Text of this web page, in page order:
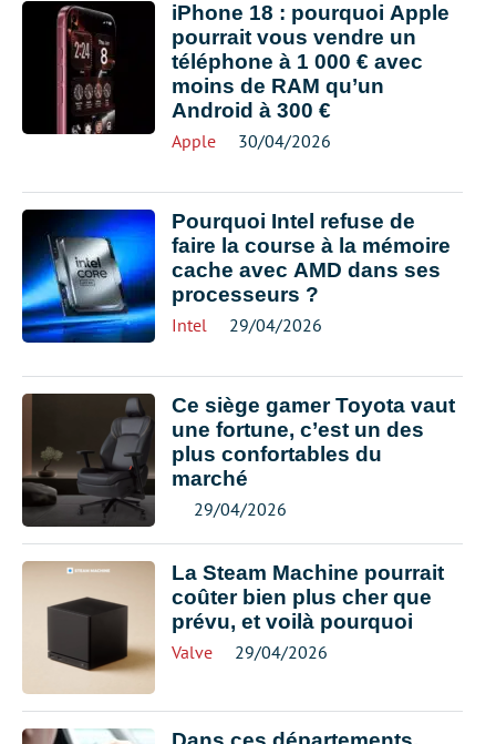
iPhone 18 : pourquoi Apple
pourrait vous vendre un
téléphone à 1 000 € avec
moins de RAM qu’un
Android à 300 €
Apple 30/04/2026
Pourquoi Intel refuse de
faire la course à la mémoire
cache avec AMD dans ses
processeurs ?
Intel 29/04/2026
Ce siège gamer Toyota vaut
une fortune, c’est un des
plus confortables du
marché
29/04/2026
La Steam Machine pourrait
coûter bien plus cher que
prévu, et voilà pourquoi
Valve 29/04/2026